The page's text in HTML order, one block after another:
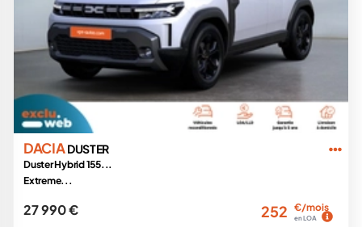
DACIADUSTER
Duster Hybrid 155...
Extreme...
27 990 € 252 €/mois
en LOA